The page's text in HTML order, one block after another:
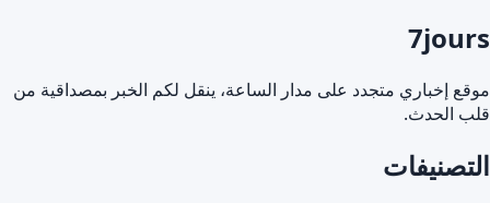
7jours
موقع إخباري متجدد على مدار الساعة، ينقل لكم الخبر بمصداقية من
قلب الحدث.
التصنيفات